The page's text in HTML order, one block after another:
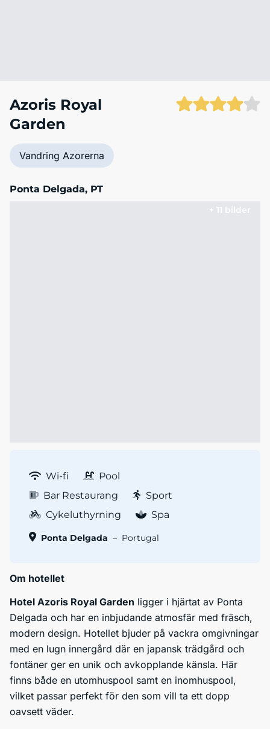
Azoris Royal
Garden
Vandring Azorerna
Ponta Delgada, PT
+ 11 bilder
Wi-fi
Pool
Bar Restaurang
Sport
Cykeluthyrning
Spa
Ponta Delgada – Portugal
Om hotellet
Hotel Azoris Royal Garden ligger i hjärtat av Ponta
Delgada och har en inbjudande atmosfär med fräsch,
modern design. Hotellet bjuder på vackra omgivningar
med en lugn innergård där en japansk trädgård och
fontäner ger en unik och avkopplande känsla. Här
finns både en utomhuspool samt en inomhuspool,
vilket passar perfekt för den som vill ta ett dopp
oavsett väder.